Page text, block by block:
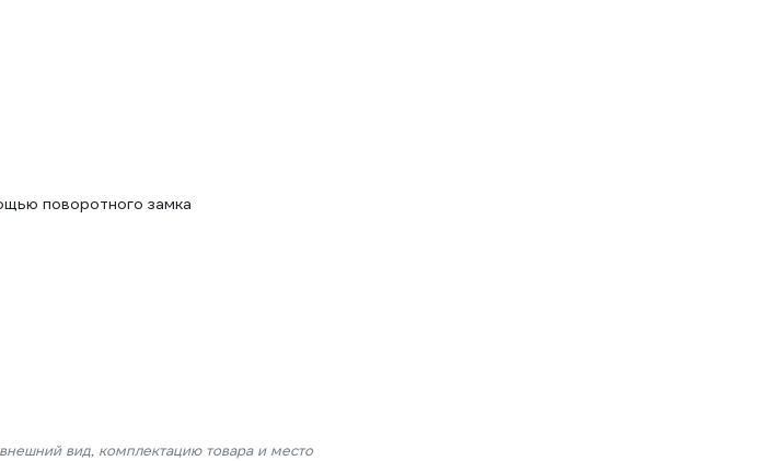
поворотного замка
вид, комплектацию товара и место